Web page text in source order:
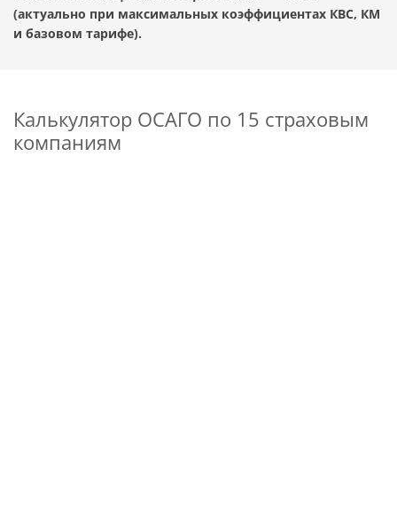
(актуально при максимальных коэффициентах КВС, КМ
и базовом тарифе).
Калькулятор ОСАГО по 15 страховым
компаниям